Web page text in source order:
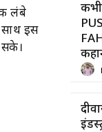
लंबे
साथ इस
सके।